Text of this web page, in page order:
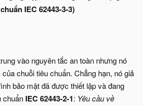
IEC 62443-3-3)
vào nguyên tắc an toàn nhưng nó
chuỗi tiêu chuẩn. Chẳng hạn, nó giả
bảo mật đã được thiết lập và đang
chuẩn IEC 62443-2-1: Yêu cầu về